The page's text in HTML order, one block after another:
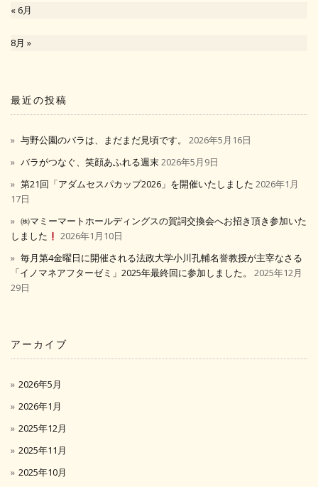
« 6月
8月 »
最近の投稿
与野公園のバラは、まだまだ見頃です。
2026年5月16日
バラがつなぐ、笑顔あふれる週末2026年5月9日
第21回「アダムセスパカップ2026」を開催いたしました 2026年1月
17日
㈱マミーマートホールディングスの賀詞交換会へお招き頂き参加いた
しました
2026年1月10日
毎月第4金曜日に開催される法政大学小川孔輔名誉教授が主宰なさる
「イノマネアフターゼミ」2025年最終回に参加しました。
2025年12月
29日
アーカイブ
2026年5月
2026年1月
2025年12月
2025年11月
2025年10月